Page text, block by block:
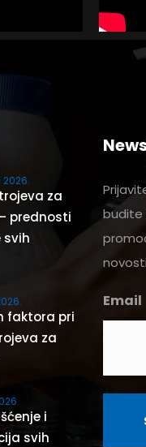
za
prednosti
svih
faktora pri
za
i
svih
Email